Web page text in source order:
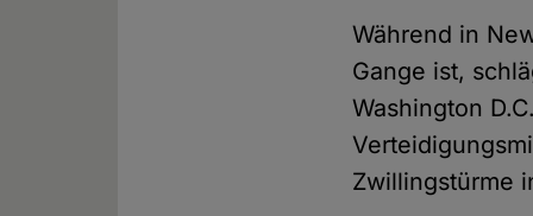
Während in
Gange ist,
Washington
Zwillingstürme